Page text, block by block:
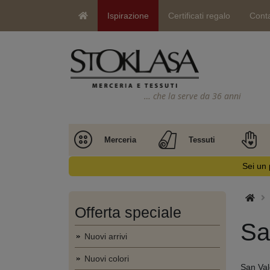
Ispirazione Certificati regalo
… che la serve da 36 anni
Merceria Tessuti
Sei un
Offerta speciale
Nuovi arrivi
Nuovi colori
San